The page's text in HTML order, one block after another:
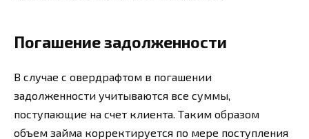
Погашение задолженности
В случае с овердрафтом в погашении
задолженности учитываются все суммы,
поступающие на счет клиента. Таким образом
объем займа корректируется по мере поступления